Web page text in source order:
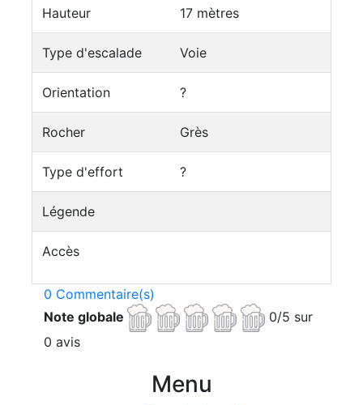
Hauteur 17 mètres
Type d'escalade Voie
Orientation ?
Rocher Grès
Type d'effort ?
Légende
Accès
0 Commentaire(s)
Note globale
0/5 sur
0 avis
Menu